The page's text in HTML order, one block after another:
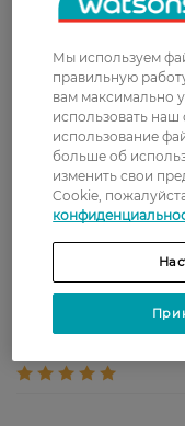
5
З 2 відгуків
Ольга
20 февраля, 2024
Мы используем
правильную
вам максимально
использовать наш
использование
больше об
изменить свои
Cookie,